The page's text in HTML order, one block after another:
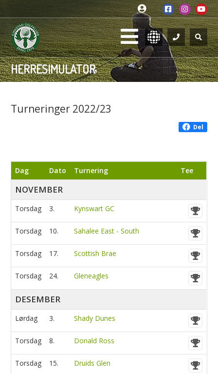
HERRESIMULATOR
Turneringer 2022/23
Del
Dag Dato Turnering Tee
NOVEMBER
Torsdag 3. Kynswart GC
Torsdag 10. Sahalee East - South
Torsdag 17. Scottish Brae
Torsdag 24. Gleneagles
DESEMBER
Lørdag 3. Shady Dunes
Torsdag 8. Donald Ross
Torsdag 15. Druids Glen